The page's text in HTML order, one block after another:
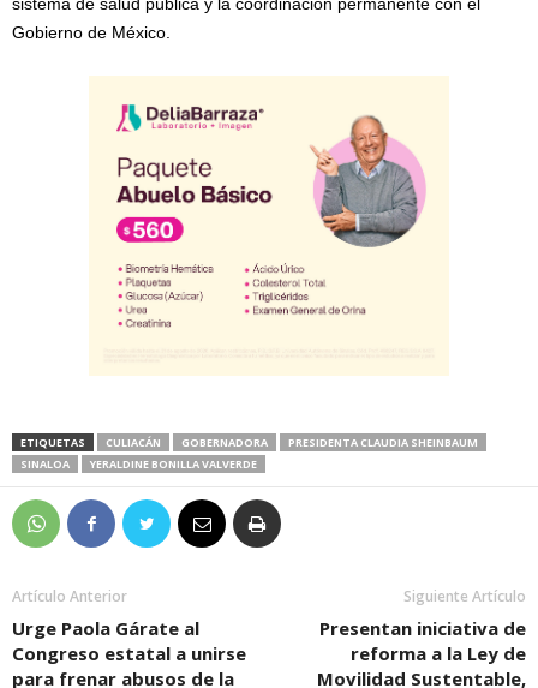
Gobierno de México.
ETIQUETAS CULIACÁN GOBERNADORA
PRESIDENTA CLAUDIA SHEINBAUM
SINALOA
YERALDINE BONILLA VALVERDE
Artículo Anterior
Urge Paola Gárate al
Congreso estatal a unirse
para frenar abusos de la
Siguiente Artículo
Presentan iniciativa de
reforma a la Ley de
Movilidad Sustentable,